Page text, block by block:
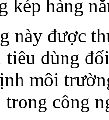
kép hàng
này được
tiêu dùng
môi
công